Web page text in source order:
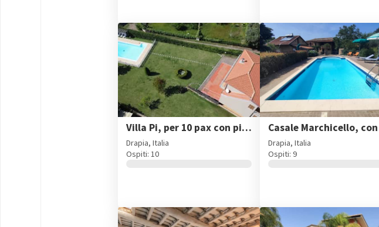
Villa Pi, per 10 pax con piscina privata vicino Tropea
Drapia, Italia
Ospiti: 10
Drapia, Italia
Ospiti: 9